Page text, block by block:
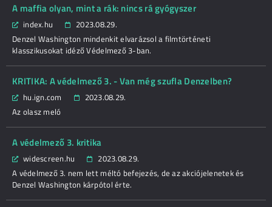
A maffia olyan, mint a rák: nincs rá gyógyszer
index.hu
2023.08.29.
Denzel Washington mindenkit elvarázsol a filmtörténeti
klasszikusokat idéző Védelmező 3-ban.
KRITIKA: A védelmező 3. - Van még szufla Denzelben?
hu.ign.com
2023.08.29.
Az olasz meló
A védelmező 3. kritika
widescreen.hu
2023.08.29.
A védelmező 3. nem lett méltó befejezés, de az akciójelenetek és
Denzel Washington kárpótol érte.